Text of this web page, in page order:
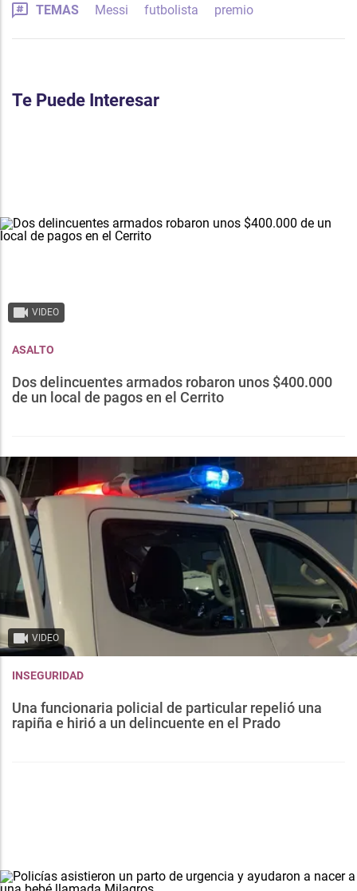
TEMAS Messi futbolista premio
Te Puede Interesar
VIDEO
ASALTO
Dos delincuentes armados robaron unos $400.000
de un local de pagos en el Cerrito
VIDEO
INSEGURIDAD
Una funcionaria policial de particular repelió una
rapiña e hirió a un delincuente en el Prado